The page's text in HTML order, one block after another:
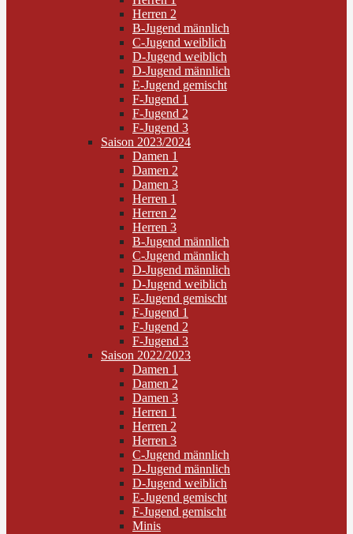
Herren 2
B-Jugend männlich
C-Jugend weiblich
D-Jugend weiblich
D-Jugend männlich
E-Jugend gemischt
F-Jugend 1
F-Jugend 2
F-Jugend 3
Saison 2023/2024
Damen 1
Damen 2
Damen 3
Herren 1
Herren 2
Herren 3
B-Jugend männlich
C-Jugend männlich
D-Jugend männlich
D-Jugend weiblich
E-Jugend gemischt
F-Jugend 1
F-Jugend 2
F-Jugend 3
Saison 2022/2023
Damen 1
Damen 2
Damen 3
Herren 1
Herren 2
Herren 3
C-Jugend männlich
D-Jugend männlich
D-Jugend weiblich
E-Jugend gemischt
F-Jugend gemischt
Minis